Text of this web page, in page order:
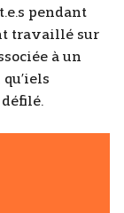
pendant
travaillé sur
à un